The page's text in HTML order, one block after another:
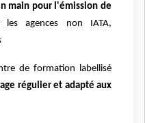
main pour l'émission de
agences non IATA,
de formation labellisé
régulier et adapté aux